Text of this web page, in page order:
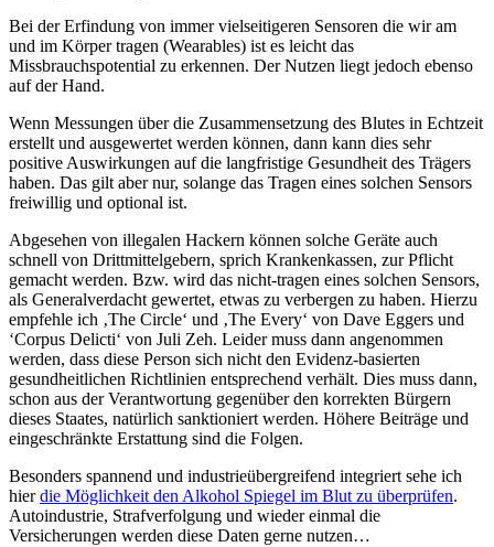
Bei der Erfindung von immer vielseitigeren Sensoren die wir am
und im Körper tragen (Wearables) ist es leicht das
Missbrauchspotential zu erkennen. Der Nutzen liegt jedoch ebenso
auf der Hand.
Wenn Messungen über die Zusammensetzung des Blutes in Echtzeit
erstellt und ausgewertet werden können, dann kann dies sehr
positive Auswirkungen auf die langfristige Gesundheit des Trägers
haben. Das gilt aber nur, solange das Tragen eines solchen Sensors
freiwillig und optional ist.
Abgesehen von illegalen Hackern können solche Geräte auch
schnell von Drittmittelgebern, sprich Krankenkassen, zur Pflicht
gemacht werden. Bzw. wird das nicht-tragen eines solchen Sensors,
als Generalverdacht gewertet, etwas zu verbergen zu haben. Hierzu
empfehle ich ‚The Circle‘ und ‚The Every‘ von Dave Eggers und
‘Corpus Delicti‘ von Juli Zeh. Leider muss dann angenommen
werden, dass diese Person sich nicht den Evidenz-basierten
gesundheitlichen Richtlinien entsprechend verhält. Dies muss dann,
schon aus der Verantwortung gegenüber den korrekten Bürgern
dieses Staates, natürlich sanktioniert werden. Höhere Beiträge und
eingeschränkte Erstattung sind die Folgen.
Besonders spannend und industrieübergreifend integriert sehe ich
hierdie Möglichkeit den Alkohol Spiegel im Blut zu überprüfen.
Autoindustrie, Strafverfolgung und wieder einmal die
Versicherungen werden diese Daten gerne nutzen…